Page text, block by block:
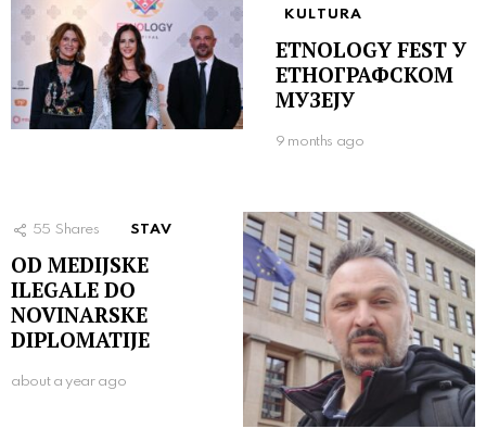
KULTURA
ETNOLOGY FEST У
ЕТНОГРАФСКОМ
МУЗЕЈУ
9 months ago
55 Shares STAV
ОD MEDIJSKE
ILEGALE DO
NOVINARSKE
DIPLOMATIJE
about a year ago